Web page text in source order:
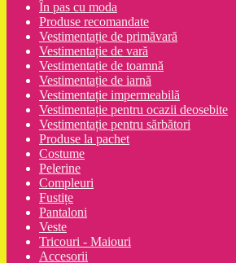
În pas cu moda
Produse recomandate
Vestimentație de primăvară
Vestimentație de vară
Vestimentație de toamnă
Vestimentație de iarnă
Vestimentație impermeabilă
Vestimentație pentru ocazii deosebite
Vestimentație pentru sărbători
Produse la pachet
Costume
Pelerine
Compleuri
Fustițe
Pantaloni
Veste
Tricouri - Maiouri
Accesorii